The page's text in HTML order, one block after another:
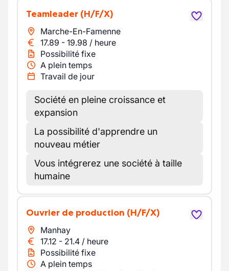
Teamleader (H/F/X)
Marche-En-Famenne
17.89 - 19.98 / heure
Possibilité fixe
A plein temps
Travail de jour
Société en pleine croissance et
expansion
La possibilité d'apprendre un
nouveau métier
Vous intégrerez une société à taille
humaine
Ouvrier de production (H/F/X)
Manhay
17.12 - 21.4 / heure
Possibilité fixe
A plein temps